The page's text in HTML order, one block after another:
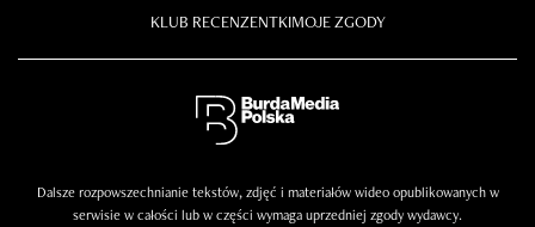
KLUB RECENZENTKIMOJE ZGODY
Dalsze rozpowszechnianie tekstów, zdjęć i materiałów wideo opublikowanych w
serwisie w całości lub w części wymaga uprzedniej zgody wydawcy.